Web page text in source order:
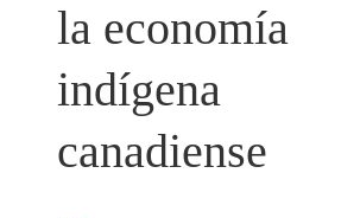
la economía
indígena
canadiense